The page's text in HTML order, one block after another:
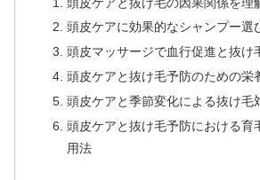
頭皮ケアに効果的なシャンプー選
頭皮マッサージで血行促進と抜け
頭皮ケアと抜け毛予防のための栄
頭皮ケアと季節変化による抜け毛
頭皮ケアと抜け毛予防における育
用法